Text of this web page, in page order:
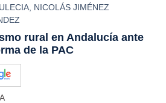
NICOLÁS JIMÉNEZ
rural en Andalucía ante
de la PAC